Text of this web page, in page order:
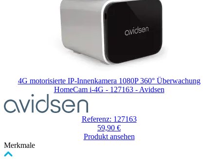
4G motorisierte IP-Innenkamera 1080P 360° Überwachung
HomeCam i-4G - 127163 - Avidsen
Referenz: 127163
59,90 €
Produkt ansehen
Merkmale